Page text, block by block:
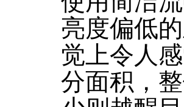
亮度偏低
觉上令人
分面积，